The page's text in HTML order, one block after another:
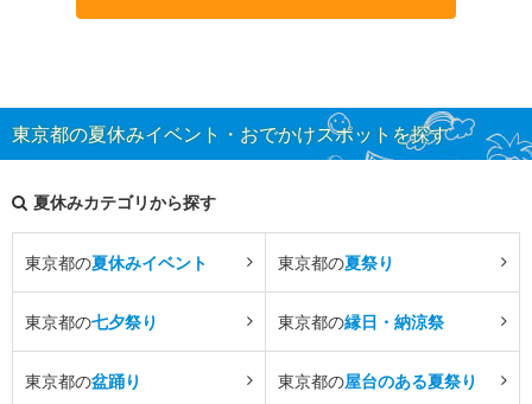
東京都の夏休みイベント・おでかけスポットを探す
夏休みカテゴリから探す
東京都の夏休みイベント 東京都の夏祭り
東京都の七夕祭り 東京都の縁日・納涼祭
東京都の盆踊り 東京都の屋台のある夏祭り